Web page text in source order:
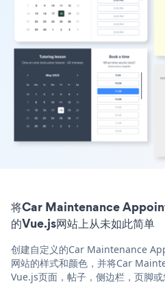
将Car Maintenance
的Vue.js网站上从未如此简单
创建自定义的Car Maintenance
网站的样式和颜色，并将Car
Vue.js页面，帖子，侧边栏，页脚或